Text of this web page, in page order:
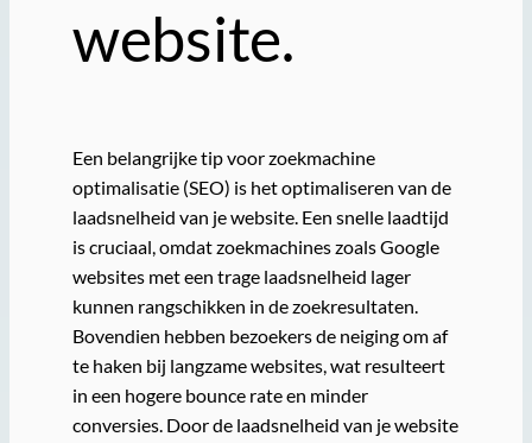
website.
Een belangrijke tip voor zoekmachine
optimalisatie (SEO) is het optimaliseren van de
laadsnelheid van je website. Een snelle laadtijd
is cruciaal, omdat zoekmachines zoals Google
websites met een trage laadsnelheid lager
kunnen rangschikken in de zoekresultaten.
Bovendien hebben bezoekers de neiging om af
te haken bij langzame websites, wat resulteert
in een hogere bounce rate en minder
conversies. Door de laadsnelheid van je website